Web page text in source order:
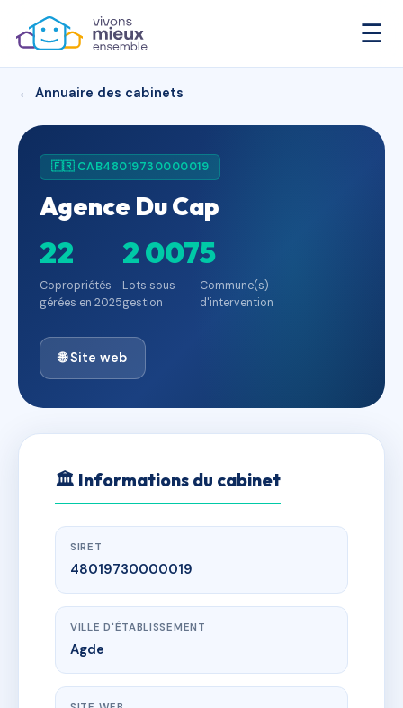
☰
← Annuaire des cabinets
🇫🇷 CAB48019730000019
Agence Du Cap
22
Copropriétés
gérées en 2025
2 007
Lots sous
gestion
5
Commune(s)
d'intervention
🌐 Site web
🏛 Informations du cabinet
SIRET
48019730000019
VILLE D'ÉTABLISSEMENT
Agde